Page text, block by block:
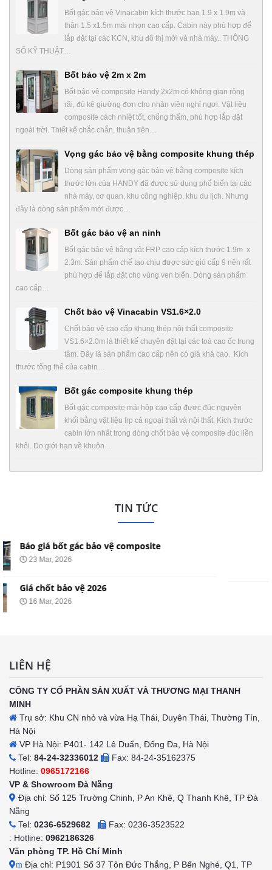
Bốt gác bảo vệ Vinacabin kích thước bao 1.9 x 1.9m và
thân 1.5 x1.5m mái nhọn cao cấp. Cabin này phù hợp để
lắp đặt tại các KCN, khu đô thị mới và nhà máy.. THÔNG
SỐ KỸ THUẬT…
Bốt bảo vệ 2m x 2m
Bốt bảo vệ composite Handy 2x2m có không gian rộng
rãi, đủ kê giường đơn cho nhân viên nghỉ ngơi. Vật liệu
composite cách nhiệt tốt, chống thấm, phù hợp lắp đặt
ngoài trời. Thiết kế chắc chắn, thuận tiện…
Vọng gác bảo vệ bằng composite khung thép
Dòng sản phẩm vọng gác bảo vệ bằng composite kích
thước lớn của HANDY đã được sử dụng phổ biến tại các
nhà máy, cơ quan, khu công nghiệp, khu du lịch. Nhưng
đây là dòng sản phẩm mới được…
Bốt gác bảo vệ an ninh
Bốt gác bảo vệ bằng vật FRP cao cấp kích thước 1.9m x
2.3m. Sản phẩm chế tạo chịu được sức gió cấp 9 nên rất
phù hợp để lắp đặt cho vùng ven biển. Dòng sản phẩm
cao cấp…
Chốt bảo vệ Vinacabin VS1.6×2.0
Chốt bảo vệ cao cấp khung thép nội thất composite
VS1.6×2.0m là thiết kế chuyên đặt tại các toà cao ốc trung
tâm. Đây là sản phẩm cao cấp nên có giá khá cao. Kích
thước tổng thể của cabin…
Bốt gác composite khung thép
Bốt gác composite mái hộp cao cấp được đúc nguyên
khối bằng vật liệu frp cả ngoại thất và nội thất. Kích thước
cabin lớn nhất trong dòng chốt bảo vệ composite đúc liền
khối. Do giới hạn về khuôn…
TIN TỨC
Báo gía cabin bảo vệ, chốt an ninh, nhà bảo
vệ|+96 mẫu bốt gác bảo vệ đẹp nhất.
Chốt bảo vệ mái composite
LIÊN HỆ
CÔNG TY CỔ PHẦN SẢN XUẤT VÀ THƯƠNG MẠI THANH
MINH
Trụ sở: Khu CN nhỏ và vừa Hạ Thái, Duyên Thái, Thường Tín,
Hà Nội
VP Hà Nội: P401- 142 Lê Duẩn, Đống Đa, Hà Nội
Tel: 84-24-32336012
Fax: 84-24-35162375
Hotline: 0965172166
VP & Showroom Đà Nẵng
Địa chỉ: Số 125 Trường Chinh, P An Khê, Q Thanh Khê, TP Đà
Nẵng
Tel: 0236-6529682
Fax: 0236-3523522
: Hotline: 0962186326
Văn phòng TP. Hồ Chí Minh
m Địa chỉ: P1901 Số 37 Tôn Đức Thắng, P Bến Nghé, Q1, TP